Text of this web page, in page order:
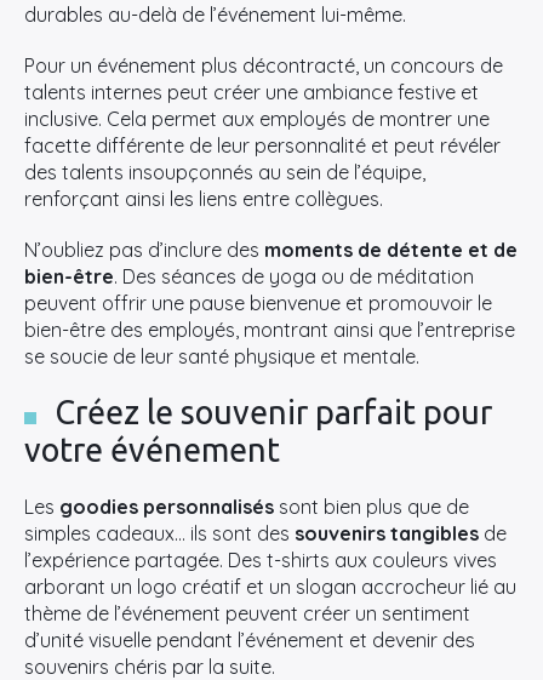
durables au-delà de l’événement lui-même.
Pour un événement plus décontracté, un concours de
talents internes peut créer une ambiance festive et
inclusive. Cela permet aux employés de montrer une
facette différente de leur personnalité et peut révéler
des talents insoupçonnés au sein de l’équipe,
renforçant ainsi les liens entre collègues.
N’oubliez pas d’inclure des moments de détente et de
bien-être. Des séances de yoga ou de méditation
peuvent offrir une pause bienvenue et promouvoir le
bien-être des employés, montrant ainsi que l’entreprise
se soucie de leur santé physique et mentale.
Créez le souvenir parfait pour
votre événement
Les goodies personnalisés sont bien plus que de
simples cadeaux… ils sont des souvenirs tangibles de
l’expérience partagée. Des t-shirts aux couleurs vives
arborant un logo créatif et un slogan accrocheur lié au
thème de l’événement peuvent créer un sentiment
d’unité visuelle pendant l’événement et devenir des
souvenirs chéris par la suite.
Rechercher